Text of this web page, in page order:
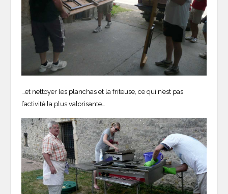
…et nettoyer les planchas et la friteuse, ce qui n’est pas
l’activité la plus valorisante…